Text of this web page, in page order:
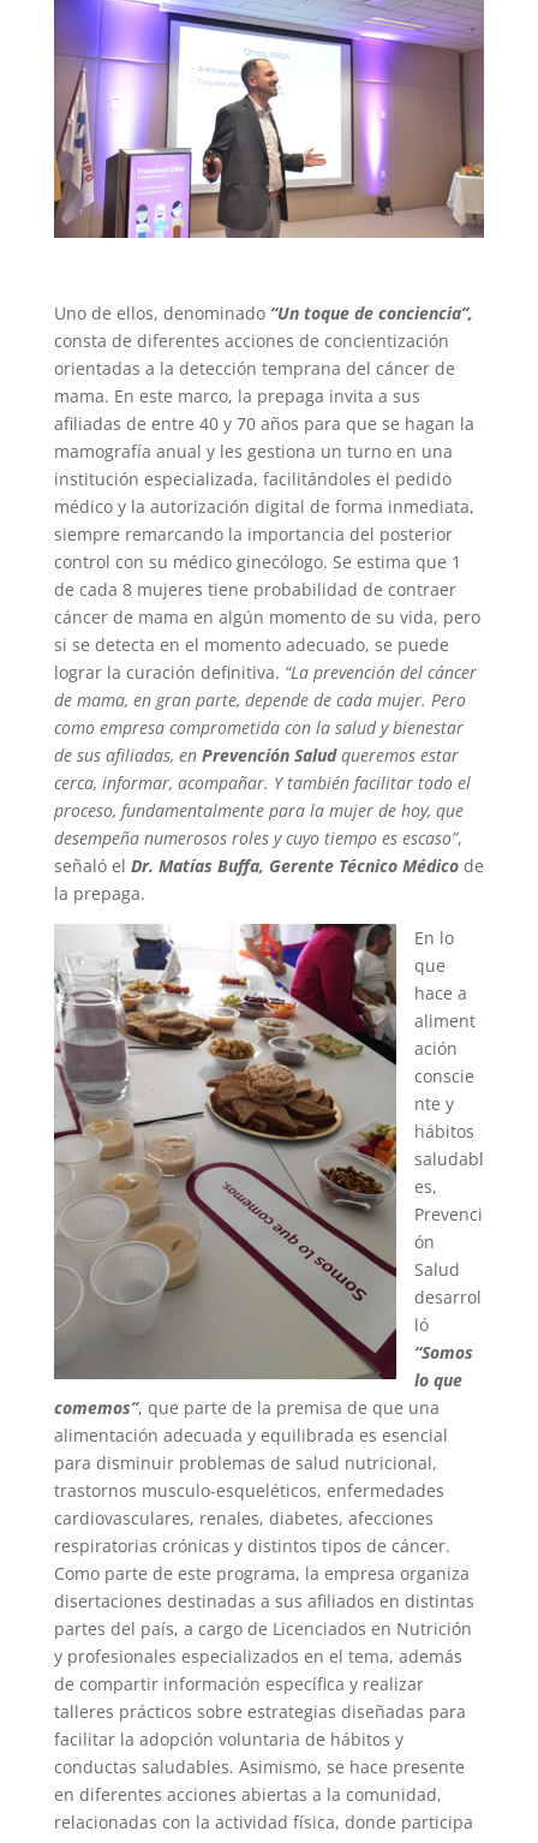
Uno de ellos, denominado “Un toque de conciencia”,
consta de diferentes acciones de concientización
orientadas a la detección temprana del cáncer de
mama. En este marco, la prepaga invita a sus
afiliadas de entre 40 y 70 años para que se hagan la
mamografía anual y les gestiona un turno en una
institución especializada, facilitándoles el pedido
médico y la autorización digital de forma inmediata,
siempre remarcando la importancia del posterior
control con su médico ginecólogo. Se estima que 1
de cada 8 mujeres tiene probabilidad de contraer
cáncer de mama en algún momento de su vida, pero
si se detecta en el momento adecuado, se puede
lograr la curación definitiva. “La prevención del cáncer
de mama, en gran parte, depende de cada mujer. Pero
como empresa comprometida con la salud y bienestar
de sus afiliadas, en Prevención Saludqueremos estar
cerca, informar, acompañar. Y también facilitar todo el
proceso, fundamentalmente para la mujer de hoy, que
desempeña numerosos roles y cuyo tiempo es escaso”,
señaló el Dr. Matías Buffa, Gerente Técnico Médicode
la prepaga.
En lo
que
hace a
aliment
ación
conscie
nte y
hábitos
saludabl
es,
Prevenci
ón
Salud
desarrol
ló
“Somos
lo que
comemos”, que parte de la premisa de que una
alimentación adecuada y equilibrada es esencial
para disminuir problemas de salud nutricional,
trastornos musculo-esqueléticos, enfermedades
cardiovasculares, renales, diabetes, afecciones
respiratorias crónicas y distintos tipos de cáncer.
Como parte de este programa, la empresa organiza
disertaciones destinadas a sus afiliados en distintas
partes del país, a cargo de Licenciados en Nutrición
y profesionales especializados en el tema, además
de compartir información específica y realizar
talleres prácticos sobre estrategias diseñadas para
facilitar la adopción voluntaria de hábitos y
conductas saludables. Asimismo, se hace presente
en diferentes acciones abiertas a la comunidad,
relacionadas con la actividad física, donde participa